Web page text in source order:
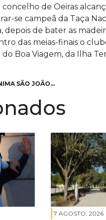
concelho de Oeiras
se campeã da Taça
depois de bater as
das meias-finais o
Boa Viagem, da Ilha
SÃO JOÃO…
7 AGOSTO, 2026